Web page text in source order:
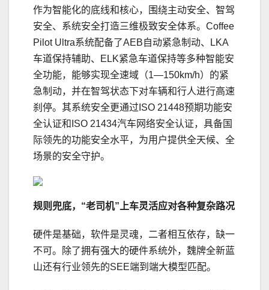
作为智能化的底线和核心，围绕主动安全、智驾
安全、系统安全打造三维极致安全体系。Coffee
Pilot Ultra系统配备了AEB自动紧急制动、LKA
车道保持辅助、ELK紧急车道保持等多种智能安
全功能，能够实现全速域（1—150km/h）的紧
急制动，并在智驾状态下对车辆和行人进行高速
刹停。其系统安全更通过ISO 21448预期功能安
全认证和ISO 21434汽车网络安全认证，具备国
际领先的功能安全水平，为用户提供全天候、全
场景的安全守护。
规则兜底， “老司机” 上车灵活应对各种复杂路况
硬件是基础，软件是灵魂，二者相互依存，缺一
不可。除了拥有强大的硬件系统外，魏牌全新蓝
山还有行业领先的SEE端到端大模型匹配。